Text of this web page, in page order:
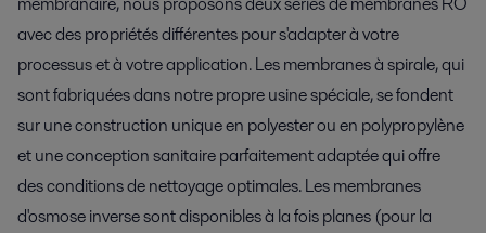
avec des propriétés différentes pour s'adapter à votre
processus et à votre application. Les membranes à spirale, qui
sont fabriquées dans notre propre usine spéciale, se fondent
sur une construction unique en polyester ou en polypropylène
et une conception sanitaire parfaitement adaptée qui offre
des conditions de nettoyage optimales. Les membranes
d'osmose inverse sont disponibles à la fois planes (pour la